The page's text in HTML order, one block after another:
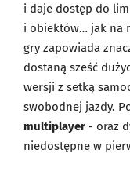
i daje dostęp do
i obiektów… jak na
gry zapowiada
dostaną sześć
wersji z setką
swobodnej jazdy.
multiplayer - oraz
niedostępne w